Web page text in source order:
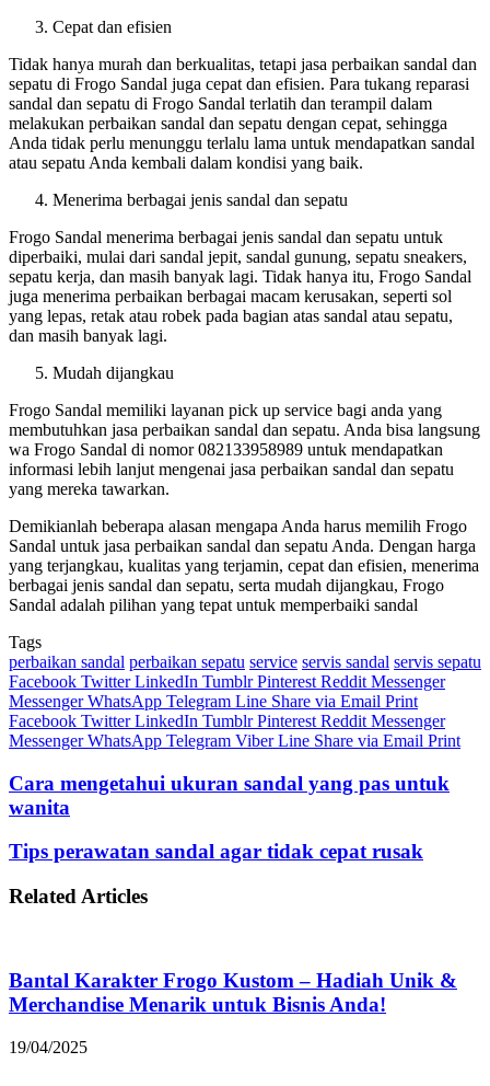
Cepat dan efisien
Tidak hanya murah dan berkualitas, tetapi jasa perbaikan sandal dan
sepatu di Frogo Sandal juga cepat dan efisien. Para tukang reparasi
sandal dan sepatu di Frogo Sandal terlatih dan terampil dalam
melakukan perbaikan sandal dan sepatu dengan cepat, sehingga
Anda tidak perlu menunggu terlalu lama untuk mendapatkan sandal
atau sepatu Anda kembali dalam kondisi yang baik.
Menerima berbagai jenis sandal dan sepatu
Frogo Sandal menerima berbagai jenis sandal dan sepatu untuk
diperbaiki, mulai dari sandal jepit, sandal gunung, sepatu sneakers,
sepatu kerja, dan masih banyak lagi. Tidak hanya itu, Frogo Sandal
juga menerima perbaikan berbagai macam kerusakan, seperti sol
yang lepas, retak atau robek pada bagian atas sandal atau sepatu,
dan masih banyak lagi.
Mudah dijangkau
Frogo Sandal memiliki layanan pick up service bagi anda yang
membutuhkan jasa perbaikan sandal dan sepatu. Anda bisa langsung
wa Frogo Sandal di nomor 082133958989 untuk mendapatkan
informasi lebih lanjut mengenai jasa perbaikan sandal dan sepatu
yang mereka tawarkan.
Demikianlah beberapa alasan mengapa Anda harus memilih Frogo
Sandal untuk jasa perbaikan sandal dan sepatu Anda. Dengan harga
yang terjangkau, kualitas yang terjamin, cepat dan efisien, menerima
berbagai jenis sandal dan sepatu, serta mudah dijangkau, Frogo
Sandal adalah pilihan yang tepat untuk memperbaiki sandal
Tags
perbaikan sandal perbaikan sepatu service servis sandal servis sepatu
Facebook Twitter LinkedIn Tumblr Pinterest Reddit Messenger
Messenger WhatsApp Telegram Line Share via Email Print
Facebook Twitter LinkedIn Tumblr Pinterest Reddit Messenger
Messenger WhatsApp Telegram Viber Line Share via Email Print
Cara mengetahui ukuran sandal yang pas untuk
wanita
Tips perawatan sandal agar tidak cepat rusak
Related Articles
Bantal Karakter Frogo Kustom – Hadiah Unik &
Merchandise Menarik untuk Bisnis Anda!
19/04/2025